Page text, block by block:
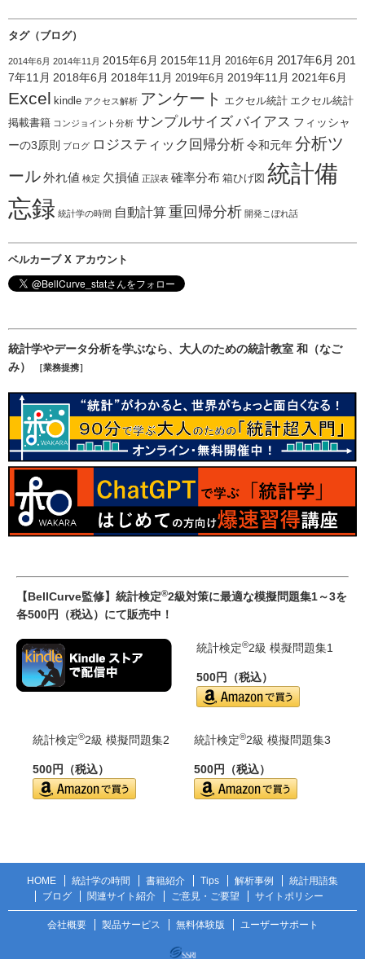
タグ（ブログ）
2014年6月 2014年11月 2015年6月 2015年11月 2016年6月 2017年6月 201
7年11月 2018年6月 2018年11月 2019年6月 2019年11月 2021年6月
Excel kindle アクセス解析 アンケート エクセル統計 エクセル統計
掲載書籍 コンジョイント分析 サンプルサイズバイアス フィッシャ
ーの3原則
ブログ ロジスティック回帰分析令和元年分析ツ
ール外れ値 検定 欠損値 正誤表 確率分布 箱ひげ図 統計備
忘録 統計学の時間 自動計算重回帰分析 開発こぼれ話
ベルカーブ X アカウント
統計学やデータ分析を学ぶなら、大人のための統計教室 和（なご
み）
［業務提携］
【BellCurve監修】統計検定®2級対策に最適な模擬問題集1～3を
各500円（税込）にて販売中！
統計検定®2級 模擬問題集1
500円（税込）
統計検定®2級 模擬問題集2
500円（税込）
統計検定®2級 模擬問題集3
500円（税込）
HOME 統計学の時間 書籍紹介 Tips 解析事例
統計用語集
ブログ
関連サイト紹介 ご意見・ご要望 サイトポリシー
会社概要 製品サービス 無料体験版 ユーザーサポート